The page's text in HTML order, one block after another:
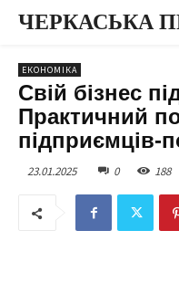
ЧЕРКАСЬКА
ЕКОНОМІКА
Свій бізнес
Практичний
підприємців-
23.01.2025 0 188